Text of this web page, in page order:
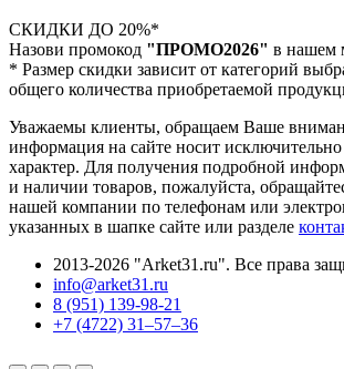
СКИДКИ ДО 20%*
Назови промокод "ПРОМО2026" в нашем
* Размер скидки зависит от категорий
общего количества приобретаемой
Уважаемы клиенты, обращаем Ваше
информация на сайте носит
характер. Для получения подробной
и наличии товаров, пожалуйста,
нашей компании по телефонам или
указанных в шапке сайте или разделе
2013-2026 "Arket31.ru". Все права
info@arket31.ru
8 (951) 139-98-21
+7 (4722) 31‒57‒36